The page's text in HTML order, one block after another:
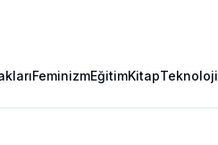
FeminizmEğitimKitapTeknoloji